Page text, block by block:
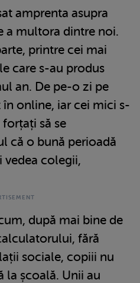
amprenta asupra
a multora dintre noi.
printre cei mai
care s-au produs
an. De pe-o zi pe
online, iar cei mici s-
să se
că o bună perioadă
vedea colegii,
după mai bine de
fără
sociale, copiii nu
la școală. Unii au